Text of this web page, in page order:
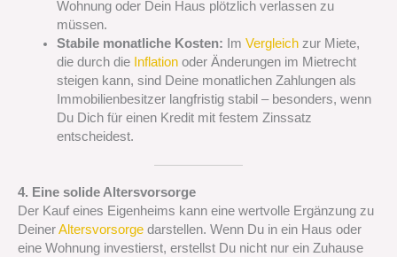
Wohnung oder Dein Haus plötzlich verlassen zu
müssen.
Stabile monatliche Kosten: Im Vergleichzur Miete,
die durch die Inflationoder Änderungen im Mietrecht
steigen kann, sind Deine monatlichen Zahlungen als
Immobilienbesitzer langfristig stabil – besonders, wenn
Du Dich für einen Kredit mit festem Zinssatz
entscheidest.
4. Eine solide Altersvorsorge
Der Kauf eines Eigenheims kann eine wertvolle Ergänzung zu
DeinerAltersvorsorge darstellen. Wenn Du in ein Haus oder
eine Wohnung investierst, erstellst Du nicht nur ein Zuhause